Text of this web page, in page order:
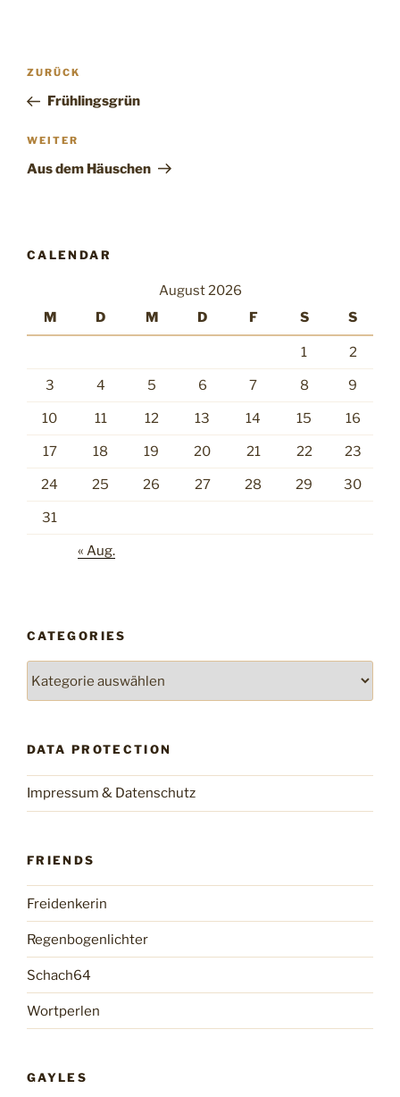
Beitragsnavigation
Vorheriger
Beitrag
ZURÜCK
Frühlingsgrün
Nächster
Beitrag
WEITER
Aus dem Häuschen
CALENDAR
August 2026
M
D M D F S S
1 2
3 4 5 6 7 8 9
10 11 12 13 14 15 16
17 18 19 20 21 22 23
24 25 26 27 28 29 30
31
« Aug.
CATEGORIES
DATA PROTECTION
Impressum & Datenschutz
FRIENDS
Freidenkerin
Regenbogenlichter
Schach64
Wortperlen
GAYLES